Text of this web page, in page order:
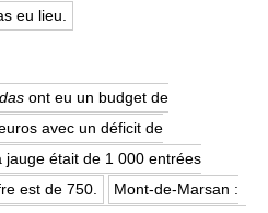
eu lieu.
ont eu un budget de
avec un déficit de
jauge était de 1 000 entrées
est de 750.
Mont-de-Marsan :